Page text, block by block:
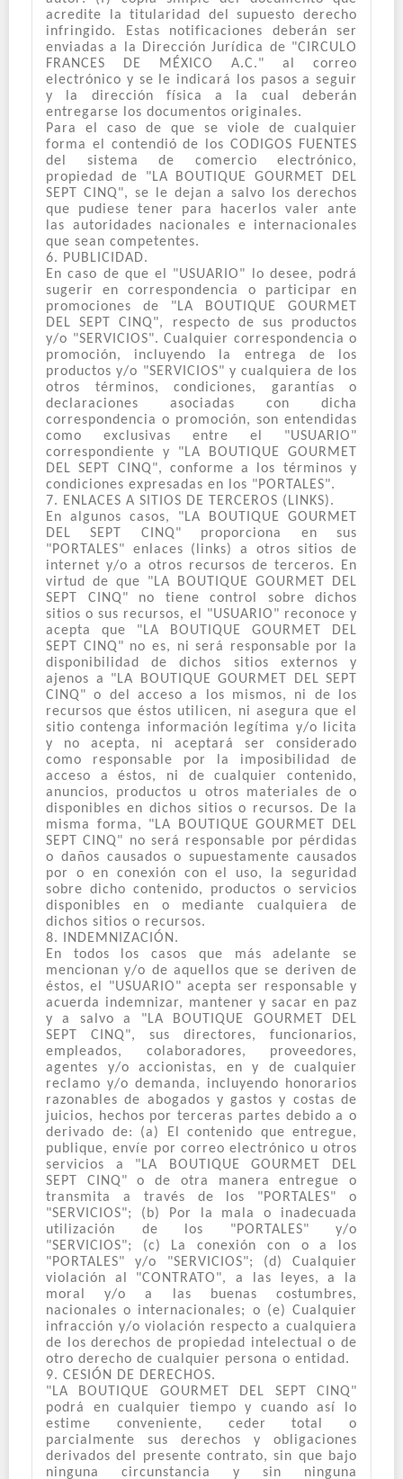
acredite la titularidad del supuesto derecho
infringido. Estas notificaciones deberán ser
enviadas a la Dirección Jurídica de "CIRCULO
FRANCES DE MÉXICO A.C." al correo
electrónico y se le indicará los pasos a seguir
y la dirección física a la cual deberán
entregarse los documentos originales.
Para el caso de que se viole de cualquier
forma el contendió de los CODIGOS FUENTES
del sistema de comercio electrónico,
propiedad de "LA BOUTIQUE GOURMET DEL
SEPT CINQ", se le dejan a salvo los derechos
que pudiese tener para hacerlos valer ante
las autoridades nacionales e internacionales
que sean competentes.
6. PUBLICIDAD.
En caso de que el "USUARIO" lo desee, podrá
sugerir en correspondencia o participar en
promociones de "LA BOUTIQUE GOURMET
DEL SEPT CINQ", respecto de sus productos
y/o "SERVICIOS". Cualquier correspondencia o
promoción, incluyendo la entrega de los
productos y/o "SERVICIOS" y cualquiera de los
otros términos, condiciones, garantías o
declaraciones asociadas con dicha
correspondencia o promoción, son entendidas
como exclusivas entre el "USUARIO"
correspondiente y "LA BOUTIQUE GOURMET
DEL SEPT CINQ", conforme a los términos y
condiciones expresadas en los "PORTALES".
7. ENLACES A SITIOS DE TERCEROS (LINKS).
En algunos casos, "LA BOUTIQUE GOURMET
DEL SEPT CINQ" proporciona en sus
"PORTALES" enlaces (links) a otros sitios de
internet y/o a otros recursos de terceros. En
virtud de que "LA BOUTIQUE GOURMET DEL
SEPT CINQ" no tiene control sobre dichos
sitios o sus recursos, el "USUARIO" reconoce y
acepta que "LA BOUTIQUE GOURMET DEL
SEPT CINQ" no es, ni será responsable por la
disponibilidad de dichos sitios externos y
ajenos a "LA BOUTIQUE GOURMET DEL SEPT
CINQ" o del acceso a los mismos, ni de los
recursos que éstos utilicen, ni asegura que el
sitio contenga información legítima y/o licita
y no acepta, ni aceptará ser considerado
como responsable por la imposibilidad de
acceso a éstos, ni de cualquier contenido,
anuncios, productos u otros materiales de o
disponibles en dichos sitios o recursos. De la
misma forma, "LA BOUTIQUE GOURMET DEL
SEPT CINQ" no será responsable por pérdidas
o daños causados o supuestamente causados
por o en conexión con el uso, la seguridad
sobre dicho contenido, productos o servicios
disponibles en o mediante cualquiera de
dichos sitios o recursos.
8. INDEMNIZACIÓN.
En todos los casos que más adelante se
mencionan y/o de aquellos que se deriven de
éstos, el "USUARIO" acepta ser responsable y
acuerda indemnizar, mantener y sacar en paz
y a salvo a "LA BOUTIQUE GOURMET DEL
SEPT CINQ", sus directores, funcionarios,
empleados, colaboradores, proveedores,
agentes y/o accionistas, en y de cualquier
reclamo y/o demanda, incluyendo honorarios
razonables de abogados y gastos y costas de
juicios, hechos por terceras partes debido a o
derivado de: (a) El contenido que entregue,
publique, envíe por correo electrónico u otros
servicios a "LA BOUTIQUE GOURMET DEL
SEPT CINQ" o de otra manera entregue o
transmita a través de los "PORTALES" o
"SERVICIOS"; (b) Por la mala o inadecuada
utilización de los "PORTALES" y/o
"SERVICIOS"; (c) La conexión con o a los
"PORTALES" y/o "SERVICIOS"; (d) Cualquier
violación al "CONTRATO", a las leyes, a la
moral y/o a las buenas costumbres,
nacionales o internacionales; o (e) Cualquier
infracción y/o violación respecto a cualquiera
de los derechos de propiedad intelectual o de
otro derecho de cualquier persona o entidad.
9. CESIÓN DE DERECHOS.
"LA BOUTIQUE GOURMET DEL SEPT CINQ"
podrá en cualquier tiempo y cuando así lo
estime conveniente, ceder total o
parcialmente sus derechos y obligaciones
derivados del presente contrato, sin que bajo
ninguna circunstancia y sin ninguna